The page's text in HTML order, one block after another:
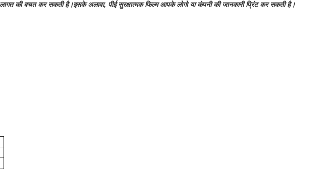
लागत की बचत कर सकती है।इसके अलावा, पीई सुरक्षात्मक फिल्म आपके लोगो या कंपनी की जानकारी प्रिंट कर सकती है।